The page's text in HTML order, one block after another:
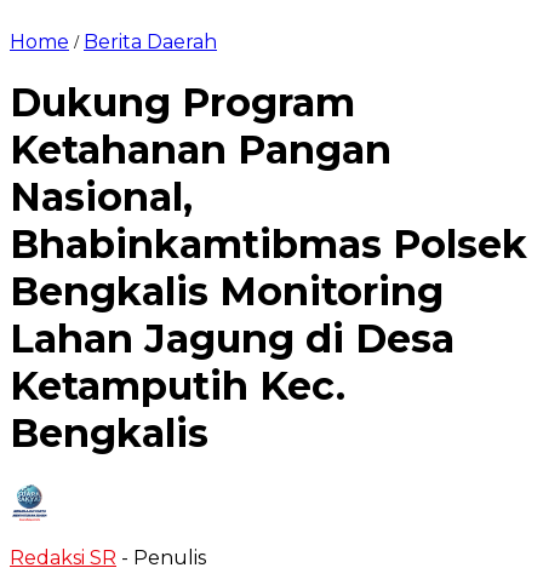
Home / Berita Daerah
Dukung Program
Ketahanan Pangan
Nasional,
Bhabinkamtibmas Polsek
Bengkalis Monitoring
Lahan Jagung di Desa
Ketamputih Kec.
Bengkalis
Redaksi SR - Penulis